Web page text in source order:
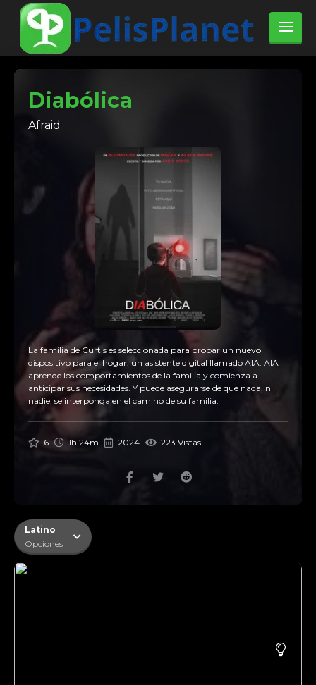
Diabólica
Afraid
La familia de Curtis es seleccionada para probar un nuevo
dispositivo para el hogar: un asistente digital llamado AIA. AIA
aprende los comportamientos de la familia y comienza a
anticipar sus necesidades. Y puede asegurarse de que nada, ni
nadie, se interponga en el camino de su familia.
6 1h 24m 2024 223 Vistas
Latino
Opciones